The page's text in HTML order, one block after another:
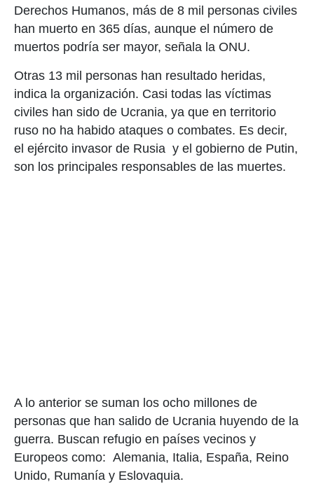
Derechos Humanos, más de 8 mil personas civiles
han muerto en 365 días, aunque el número de
muertos podría ser mayor, señala la ONU.
Otras 13 mil personas han resultado heridas,
indica la organización. Casi todas las víctimas
civiles han sido de Ucrania, ya que en territorio
ruso no ha habido ataques o combates. Es decir,
el ejército invasor de Rusia y el gobierno de Putin,
son los principales responsables de las muertes.
A lo anterior se suman los ocho millones de
personas que han salido de Ucrania huyendo de la
guerra. Buscan refugio en países vecinos y
Europeos como: Alemania, Italia, España, Reino
Unido, Rumanía y Eslovaquia.